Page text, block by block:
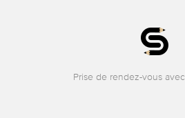
Prise de rendez-vous avec